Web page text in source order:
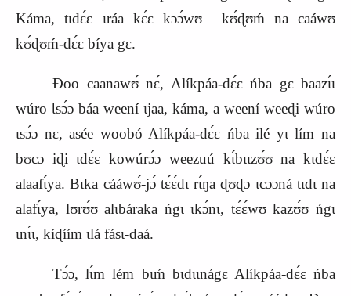
Káma, tɩdɛ́ɛ ɩráa kɛ́ɛ kɔɔ́wʊ kʊ́ɖʊḿ na caáwʊ
kʊ́ɖʊḿ-dɛ́ɛ bíya gɛ.
Ɖoo caanawʊ́nɛ́, Alíkpáa-dɛ́ɛ ńba gɛ baazɩ́ɩ
wúro Ɩsɔ́ɔ báa weení ɩjaa, káma, a weení weeɖi wúro
ɩsɔ́ɔ nɛ, asée woobó Alíkpáa-dɛ́ɛ ńba ilé yɩ lím na
bʊcɔ iɖi ɩdɛ́ɛ kowúrɔ́ɔ weezuú kɩ́bɩɩzʊ́ʊ na kɩdɛ́ɛ
alaafɩ́ya. Bɩka cááwʊ́-jɔ́ tɛ́ɛ́dɩ rɩ́ŋa ɖʊɖɔ ɩcɔɔná tɩdɩ na
alafɩ́ya, lʊrʊ́ʊ alɩbáraka ńgɩ ɩkɔ́nɩ, tɛ́ɛ́wʊ kazʊ́ʊ ńgɩ
ɩnɩ́ɩ, kíɖíím ɩlá fásɩ-daá.
Tɔ́ɔ, lɩ́m lém bɩḿ bɩdɩɩnágɛ Alíkpáa-dɛ́ɛ ńba